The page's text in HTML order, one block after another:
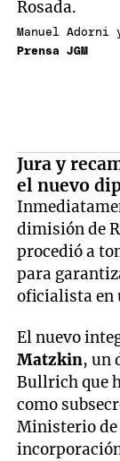
Manuel Adorni
Prensa JGM
Jura y
el nuevo
dimisión de
procedió a
para
oficialista en
El nuevo
Matzkin, un
Bullrich que
como
Ministerio de